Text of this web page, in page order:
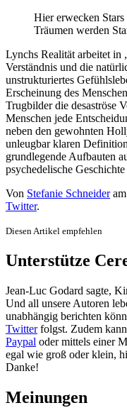
Hier erwecken
Träumen werden
Lynchs Realität arbeitet in
Verständnis und die
unstrukturiertes
Erscheinung des
Trugbilder die desaströse
Menschen jede
neben den gewohnten
unleugbar klaren
grundlegende Aufbauten
psychedelische
Von Stefanie Schneideram
Twitter.
Diesen Artikel empfehlen
Unterstütze
Jean-Luc Godard sagte,
Und all unsere Autoren
unabhängig berichten
Twitterfolgst. Zudem
Paypal oder mittels einer
egal wie groß oder klein,
Danke!
Meinungen